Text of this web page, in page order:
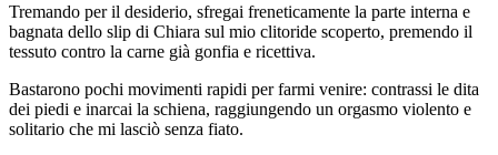
Tremando per il desiderio, sfregai freneticamente la parte interna e
bagnata dello slip di Chiara sul mio clitoride scoperto, premendo il
tessuto contro la carne già gonfia e ricettiva.
Bastarono pochi movimenti rapidi per farmi venire: contrassi le dita
dei piedi e inarcai la schiena, raggiungendo un orgasmo violento e
solitario che mi lasciò senza fiato.